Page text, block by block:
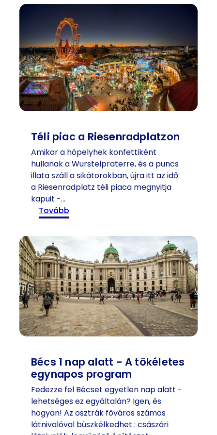
h
í
r
e
s
e
b
b
c
ó
k
j
a
i
a
T
e
r
é
z
i
s
z
t
r
á
c
z
á
r
n
ő
-
E
u
ó
p
a
l
e
g
h
Téli piac a Riesenradplatzon
Amikor a hópelyhek konfettiként
hullanak a Wurstelpraterre, és a puncs
illata száll a sikátorokban, újra itt az idő:
a Riesenradplatz téli piaca megnyitja
kapuit -…
tovább
T
i
p
i
a
c
a
R
i
s
e
n
d
p
Bécs 1 nap alatt - A tökéletes
egynapos program
Fedezze fel Bécset egyetlen nap alatt -
lehetséges ez egyáltalán? Igen, és
hogyan! Az osztrák főváros számos
látnivalóval büszkélkedhet : császári